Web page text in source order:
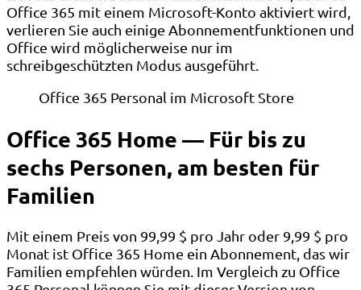
Office 365 mit einem Microsoft-Konto aktiviert wird,
verlieren Sie auch einige Abonnementfunktionen und
Office wird möglicherweise nur im
schreibgeschützten Modus ausgeführt.
Office 365 Personal im Microsoft Store
Office 365 Home — Für bis zu
sechs Personen, am besten für
Familien
Mit einem Preis von 99,99 $ pro Jahr oder 9,99 $ pro
Monat ist Office 365 Home ein Abonnement, das wir
Familien empfehlen würden. Im Vergleich zu Office